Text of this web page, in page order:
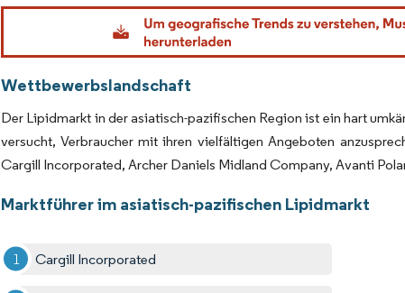
Bild © Mordor Intelligence. Wiederverwendung erfordert Namensnennung gemäß
Wettbewerbslandschaft
Der Lipidmarkt in der asiatisch-pazifischen Region ist ein hart
versucht, Verbraucher mit ihren vielfältigen Angeboten
Cargill Incorporated, Archer Daniels Midland Company, Avanti
Marktführer im asiatisch-pazifischen Lipidmarkt
Cargill Incorporated